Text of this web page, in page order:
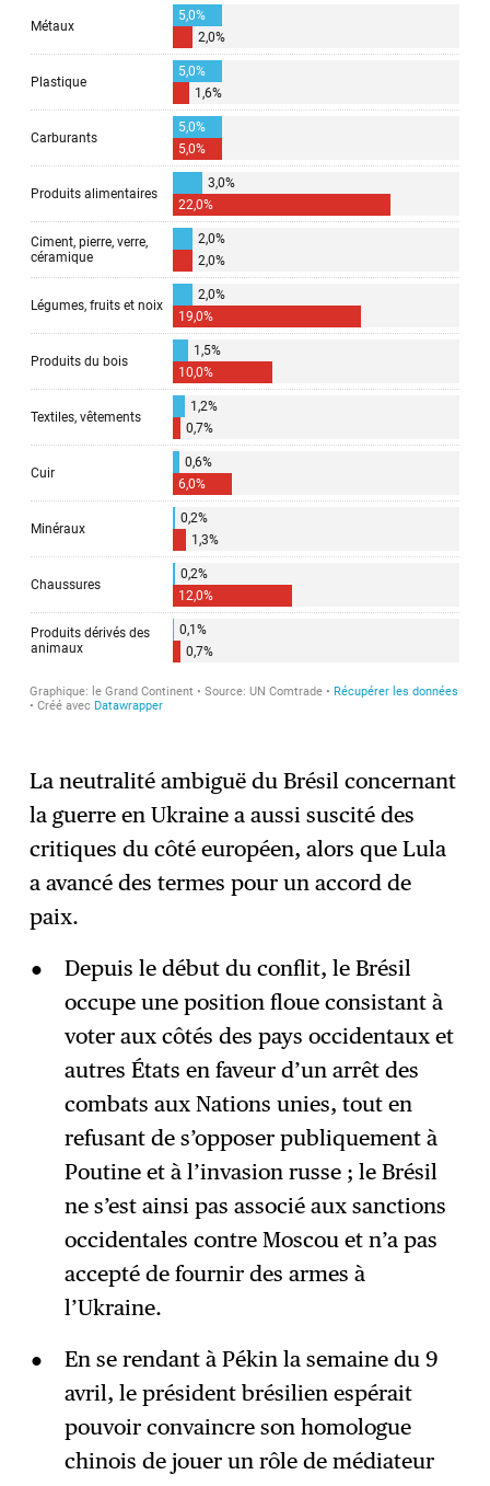
La neutralité ambiguë du Brésil concernant
la guerre en Ukraine a aussi suscité des
critiques du côté européen, alors que Lula
a avancé des termes pour un accord de
paix.
​​Depuis le début du conflit, le Brésil
occupe une position floue consistant à
voter aux côtés des pays occidentaux et
autres États en faveur d’un arrêt des
combats aux Nations unies, tout en
refusant de s’opposer publiquement à
Poutine et à l’invasion russe ; le Brésil
ne s’est ainsi pas associé aux sanctions
occidentales contre Moscou et n’a pas
accepté de fournir des armes à
l’Ukraine.
En se rendant à Pékin la semaine du 9
avril, le président brésilien espérait
pouvoir convaincre son homologue
chinois de jouer un rôle de médiateur